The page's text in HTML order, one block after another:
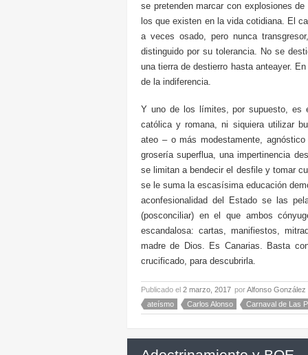
se pretenden marcar con explosiones
los que existen en la vida cotidiana. El
a veces osado, pero nunca
distinguido por su tolerancia. No se
una tierra de destierro hasta anteayer.
de la indiferencia.
Y uno de los límites, por supuesto, es
católica y romana, ni siquiera utilizar
ateo – o más modestamente,
grosería superflua, una impertinencia
se limitan a bendecir el desfile y tomar
se le suma la escasísima educación
aconfesionalidad del Estado se las
(posconciliar) en el que ambos
escandalosa: cartas, manifiestos,
madre de Dios. Es Canarias. Basta
crucificado, para descubrirla.
Publicado el 2 marzo, 2017 porAlfonso González
ateísmo
Carlos Alonso Carnaval de Las